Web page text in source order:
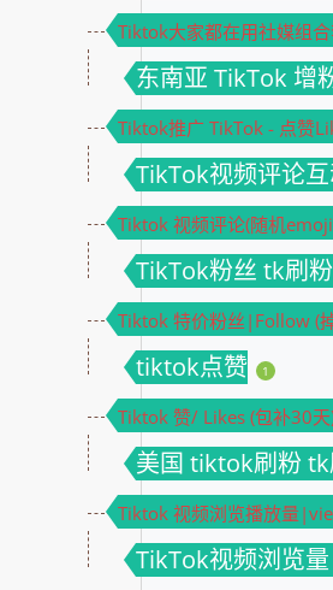
Tiktok大家都在用社媒组
东南亚 TikTok 增
Tiktok推广 TikTok - 点赞
TikTok视频评论
Tiktok 视频评论(随机
TikTok粉丝 tk刷
Tiktok 特价粉丝|Follow (
tiktok点赞 1
Tiktok 赞/ Likes (包补30天)
美国 tiktok刷粉
Tiktok 视频浏览播放量
TikTok视频浏览